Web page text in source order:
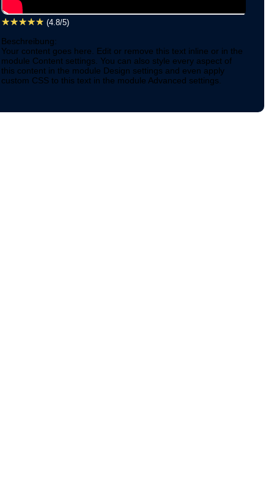
☆☆☆☆☆ (4.8/5)
Beschreibung:
Your content goes here. Edit or remove this text inline or in the
module Content settings. You can also style every aspect of
this content in the module Design settings and even apply
custom CSS to this text in the module Advanced settings.